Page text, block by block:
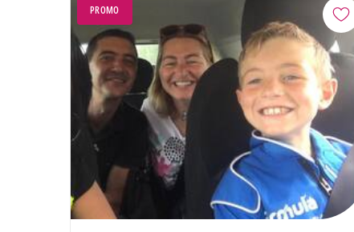
PROMO